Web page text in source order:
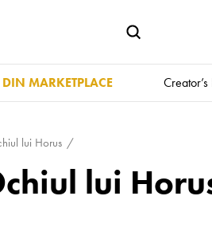
MARKETPLACE
lui Horus
lui